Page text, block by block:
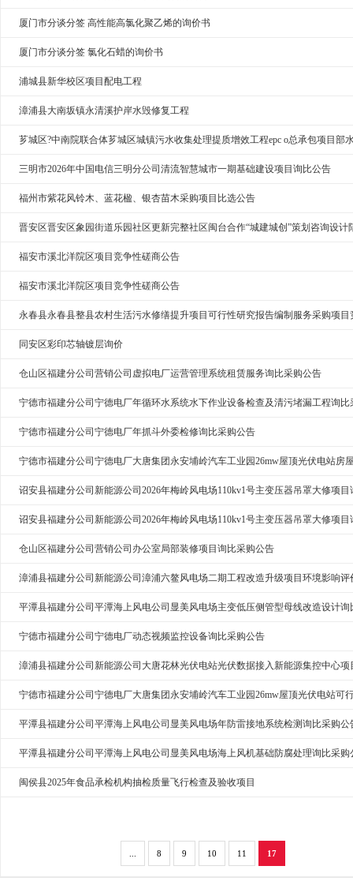
厦门市分谈分签 高性能高氯化聚乙烯的询价书
厦门市分谈分签 氯化石蜡的询价书
浦城县新华校区项目配电工程
漳浦县大南坂镇永清溪护岸水毁修复工程
芗城区?中南院联合体芗城区城镇污水收集处理提质增效工程epc o总承包项目部
三明市2026年中国电信三明分公司清流智慧城市一期基础建设项目询比公告
福州市紫花风铃木、蓝花楹、银杏苗木采购项目比选公告
晋安区晋安区象园街道乐园社区更新完整社区闽台合作“城建城创”策划咨询设
福安市溪北洋院区项目竞争性磋商公告
福安市溪北洋院区项目竞争性磋商公告
永春县永春县整县农村生活污水修缮提升项目可行性研究报告编制服务采购项
同安区彩印芯轴镀层询价
仓山区福建分公司营销公司虚拟电厂运营管理系统租赁服务询比采购公告
宁德市福建分公司宁德电厂年循环水系统水下作业设备检查及清污堵漏工程询比
宁德市福建分公司宁德电厂年抓斗外委检修询比采购公告
宁德市福建分公司宁德电厂大唐集团永安埔岭汽车工业园26mw屋顶光伏电站房
诏安县福建分公司新能源公司2026年梅岭风电场110kv1号主变压器吊罩大修项
诏安县福建分公司新能源公司2026年梅岭风电场110kv1号主变压器吊罩大修项
仓山区福建分公司营销公司办公室局部装修项目询比采购公告
漳浦县福建分公司新能源公司漳浦六鳌风电场二期工程改造升级项目环境影响
平潭县福建分公司平潭海上风电公司显美风电场主变低压侧管型母线改造设计询
宁德市福建分公司宁德电厂动态视频监控设备询比采购公告
漳浦县福建分公司新能源公司大唐花林光伏电站光伏数据接入新能源集控中心项
宁德市福建分公司宁德电厂大唐集团永安埔岭汽车工业园26mw屋顶光伏电站可
平潭县福建分公司平潭海上风电公司显美风电场年防雷接地系统检测询比采购公
平潭县福建分公司平潭海上风电公司显美风电场海上风机基础防腐处理询比采购
闽侯县2025年食品承检机构抽检质量飞行检查及验收项目
8 9 10 11 17